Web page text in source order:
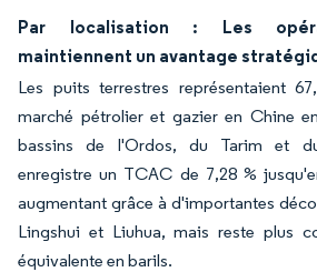
Par localisation : Les
maintiennent un avantage
Les puits terrestres représentaient
marché pétrolier et gazier en Chine
bassins de l'Ordos, du Tarim et
enregistre un TCAC de 7,28 %
augmentant grâce à d'importantes
Lingshui et Liuhua, mais reste plus
équivalente en barils.